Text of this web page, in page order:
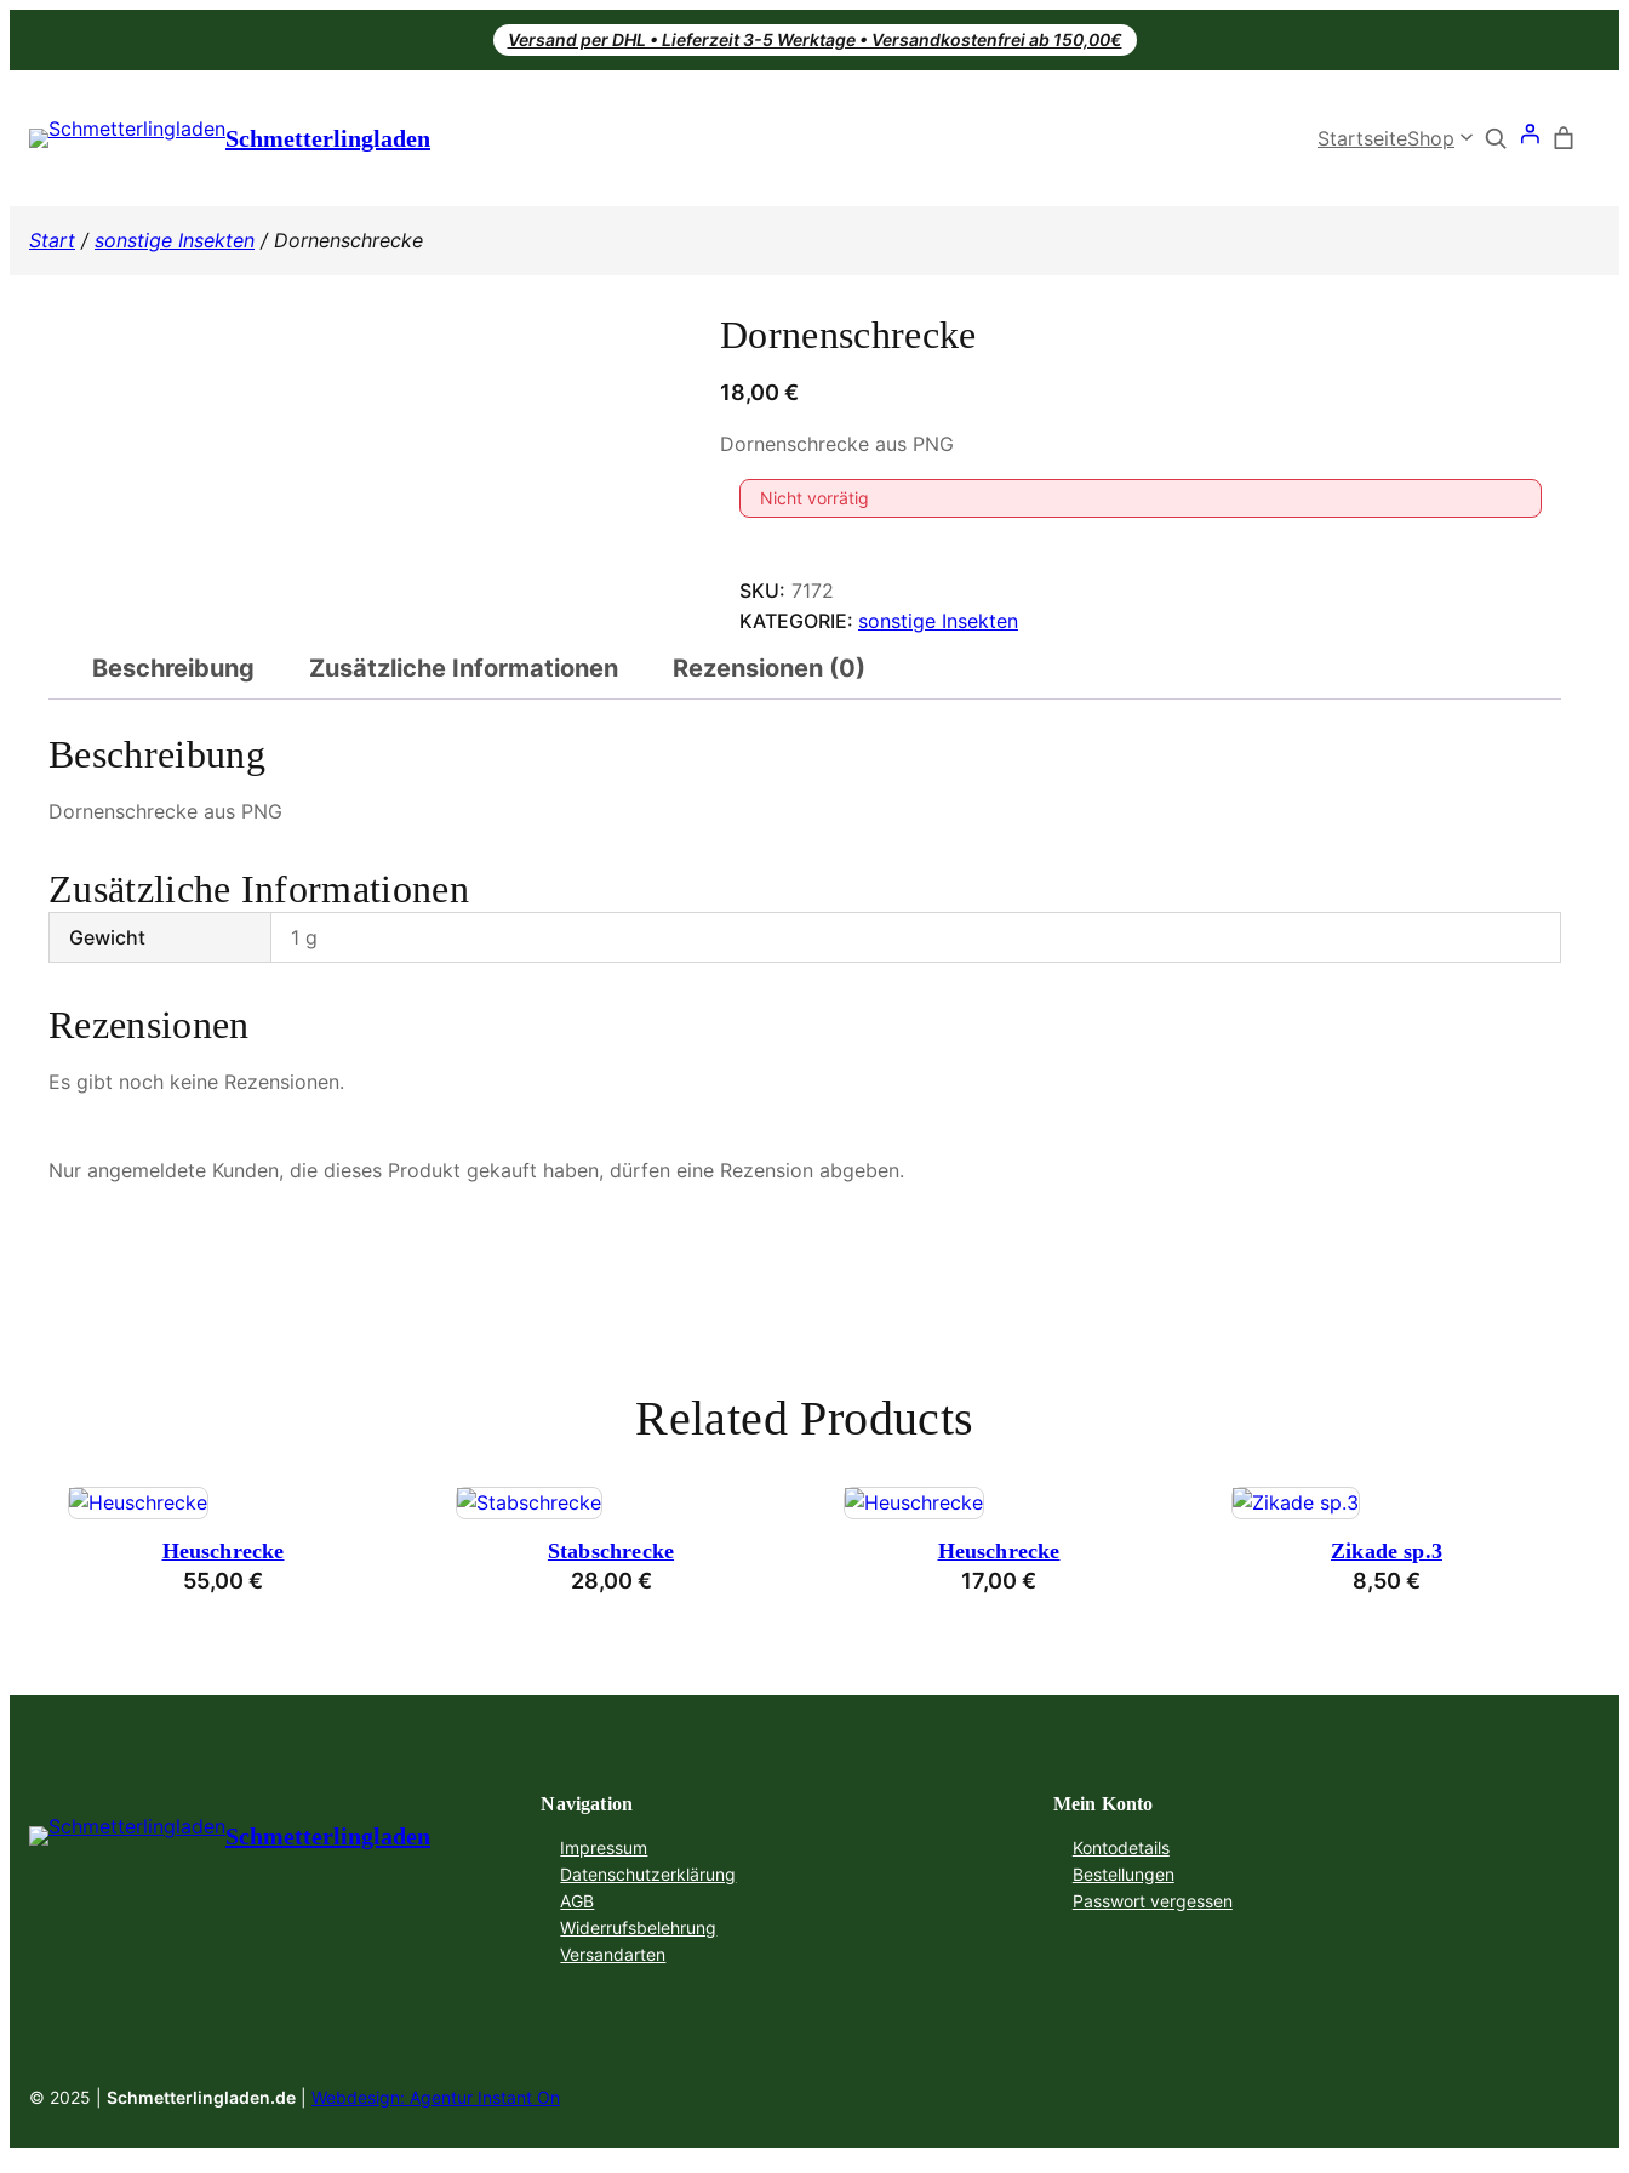
Versand per DHL • Lieferzeit 3-5 Werktage • Versandkostenfrei ab 150,00€
Schmetterlingladen StartseiteShop Search
Start / sonstige Insekten / Dornenschrecke
Dornenschrecke
18,00 €
Dornenschrecke aus PNG
Nicht vorrätig
SKU: 7172
KATEGORIE: sonstige Insekten
Beschreibung Zusätzliche Informationen Rezensionen (0)
Beschreibung
Dornenschrecke aus PNG
Zusätzliche Informationen
Gewicht 1 g
Rezensionen
Es gibt noch keine Rezensionen.
Nur angemeldete Kunden, die dieses Produkt gekauft haben, dürfen eine Rezension abgeben.
Related Products
Heuschrecke
55,00 €
Stabschrecke
28,00 €
Heuschrecke
17,00 €
Zikade sp.3
8,50 €
Schmetterlingladen
Navigation
Impressum
Datenschutzerklärung
AGB
Widerrufsbelehrung
Versandarten
Mein Konto
Kontodetails
Bestellungen
Passwort vergessen
© 2025 | Schmetterlingladen.de Webdesign: Agentur Instant On